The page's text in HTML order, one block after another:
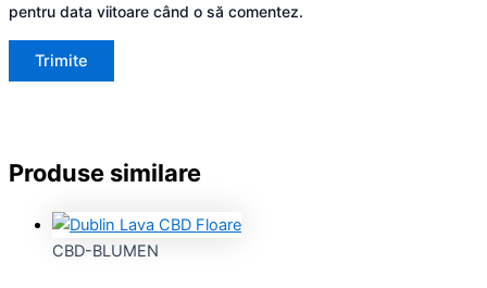
pentru data viitoare când o să comentez.
Produse similare
CBD-BLUMEN